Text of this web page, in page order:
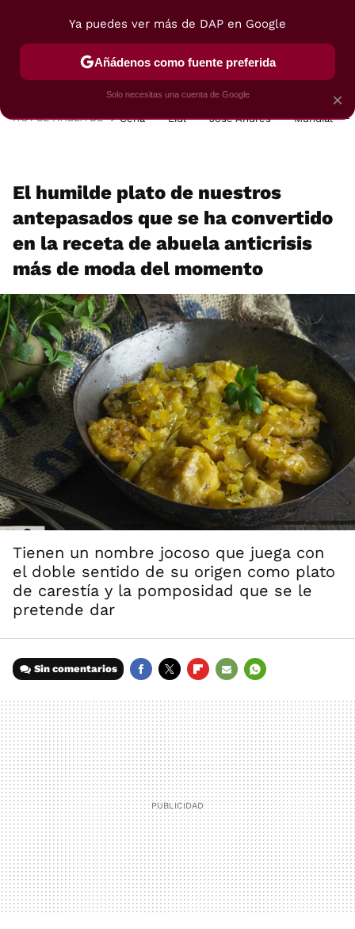
POSTRES VIAJES SELECCIÓN VEGUI
HOY SE HABLA DE Cena Lidl José Andrés Mundial
El humilde plato de nuestros
antepasados que ​​se ha convertido
en la receta de abuela anticrisis
más de moda del momento
Tienen un nombre jocoso que juega con
el doble sentido de su origen como plato
de carestía y la pomposidad que se le
pretende dar
Sin comentarios
MAIL
×
Ya puedes ver más de DAP en Google
Añádenos como fuente preferida
Solo necesitas una cuenta de Google